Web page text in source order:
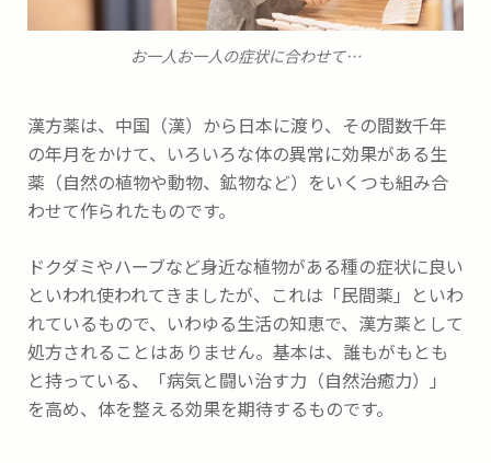
お一人お一人の症状に合わせて…
漢方薬は、中国（漢）から日本に渡り、その間数千年
の年月をかけて、いろいろな体の異常に効果がある生
薬（自然の植物や動物、鉱物など）をいくつも組み合
わせて作られたものです。
ドクダミやハーブなど身近な植物がある種の症状に良い
といわれ使われてきましたが、これは「民間薬」といわ
れているもので、いわゆる生活の知恵で、漢方薬として
処方されることはありません。基本は、誰もがもとも
と持っている、「病気と闘い治す力（自然治癒力）」
を高め、体を整える効果を期待するものです。